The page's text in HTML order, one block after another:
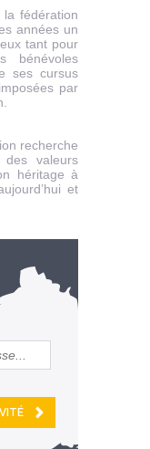
fédération
années un
tant pour
bénévoles
ses cursus
par
recherche
valeurs
héritage à
et